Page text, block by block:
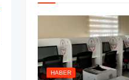
HABER